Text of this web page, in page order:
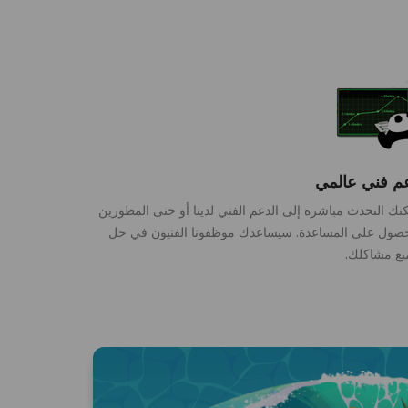
فني عالمي
التحدث مباشرة إلى الدعم الفني لدينا أو حتى المطورين
على المساعدة. سيساعدك موظفونا الفنيون في حل
مشاكلك.